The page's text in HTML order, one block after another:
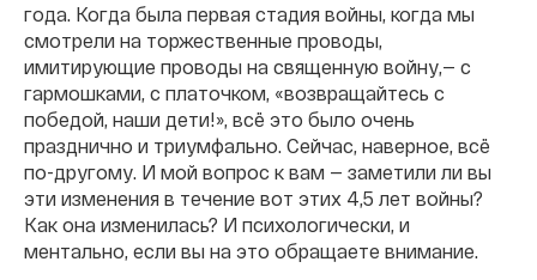
года. Когда была первая стадия войны, когда мы
смотрели на торжественные проводы,
имитирующие проводы на священную войну,— с
гармошками, с платочком, «возвращайтесь с
победой, наши дети!», всё это было очень
празднично и триумфально. Сейчас, наверное, всё
по-другому. И мой вопрос к вам — заметили ли вы
эти изменения в течение вот этих 4,5 лет войны?
Как она изменилась? И психологически, и
ментально, если вы на это обращаете внимание.